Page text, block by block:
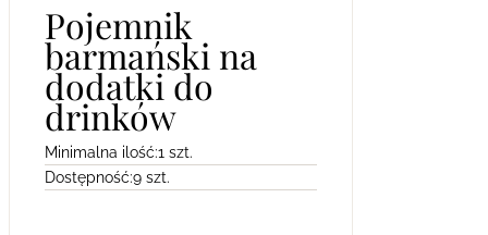
Pojemnik
barmański na
dodatki do
drinków
Minimalna ilość:1 szt.
Dostępność:9 szt.